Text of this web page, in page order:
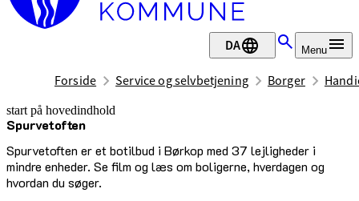
DA Menu
Forside Service og selvbetjening Borger
start på hovedindhold
Spurvetoften
Spurvetoften er et botilbud i Børkop med 37 lejligheder i
mindre enheder. Se film og læs om boligerne, hverdagen og
hvordan du søger.
senest opdateret 13. juli 2026